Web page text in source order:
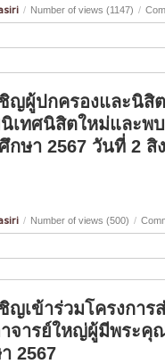
/ Number of views (1147) /
ญผู้ปกครองและนิสิ
เทศนิสิตใหม่และพ
กษา 2567 วันที่ 2 สิ
/ Number of views (500) /
ญเข้าร่วมโครงกา
จารย์ใหญ่ผู้มีพระคุ
2567